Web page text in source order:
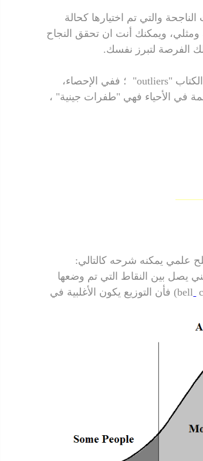
والتي تم اختيارها كحالة
ومثلي، ويمكنك أنت ان تحقق النجاح
أجد أنه من الذكاء والتلاعب بالألفاظ اختياره لعنوان الكتاب "outliers" ؛ ففي الإحصاء،
في الأحياء فهي "طفرات جينية" ،
علمي يمكنه شرحه كالتالي:
يصل بين النقاط التي تم وضعها
curve) فأن التوزيع يكون الأغلبية في